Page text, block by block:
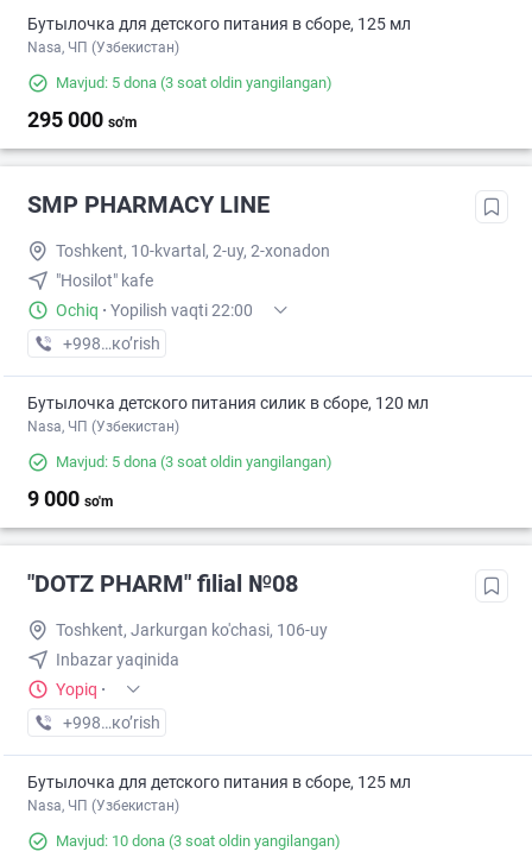
Бутылочка для детского питания в сборе, 125 мл
Nasa, ЧП (Узбекистан)
Mavjud: 5 dona (3 soat oldin yangilangan)
295 000 so'm
SMP PHARMACY LINE
Toshkent, 10-kvartal, 2-uy, 2-xonadon
"Hosilot" kafe
Ochiq · Yopilish vaqti 22:00
+998 (71) XXX-XX-XX
кo’rish
Бутылочка детского питания силик в сборе, 120 мл
Nasa, ЧП (Узбекистан)
Mavjud: 5 dona (3 soat oldin yangilangan)
9 000 so'm
"DOTZ PHARM" filial №08
Toshkent, Jarkurgan ko'chasi, 106-uy
Inbаzаr yaqinida
Yopiq ·
+998 (77) XXX-XX-XX
кo’rish
Бутылочка для детского питания в сборе, 125 мл
Nasa, ЧП (Узбекистан)
Mavjud: 10 dona (3 soat oldin yangilangan)